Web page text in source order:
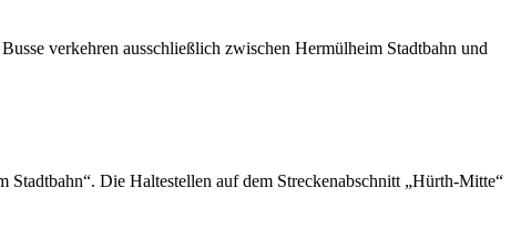
verkehren ausschließlich zwischen Hermülheim Stadtbahn und
Die Haltestellen auf dem Streckenabschnitt „Hürth-Mitte“